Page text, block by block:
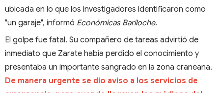
ubicada en lo que los investigadores identificaron como
"un garaje", informó Económicas Bariloche.
El golpe fue fatal. Su compañero de tareas advirtió de
inmediato que Zarate había perdido el conocimiento y
presentaba un importante sangrado en la zona craneana.
De manera urgente se dio aviso a los servicios de